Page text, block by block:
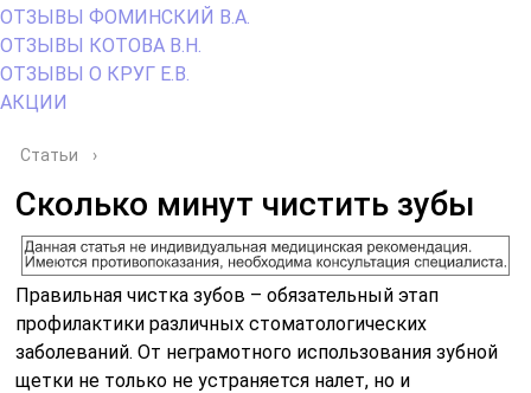
ОТЗЫВЫ ФОМИНСКИЙ В.А.
ОТЗЫВЫ КОТОВА В.Н.
ОТЗЫВЫ О КРУГ Е.В.
АКЦИИ
Статьи ›
Cколько минут чистить зубы
Правильная чистка зубов – обязательный этап
профилактики различных стоматологических
заболеваний. От неграмотного использования зубной
щетки не только не устраняется налет, но и